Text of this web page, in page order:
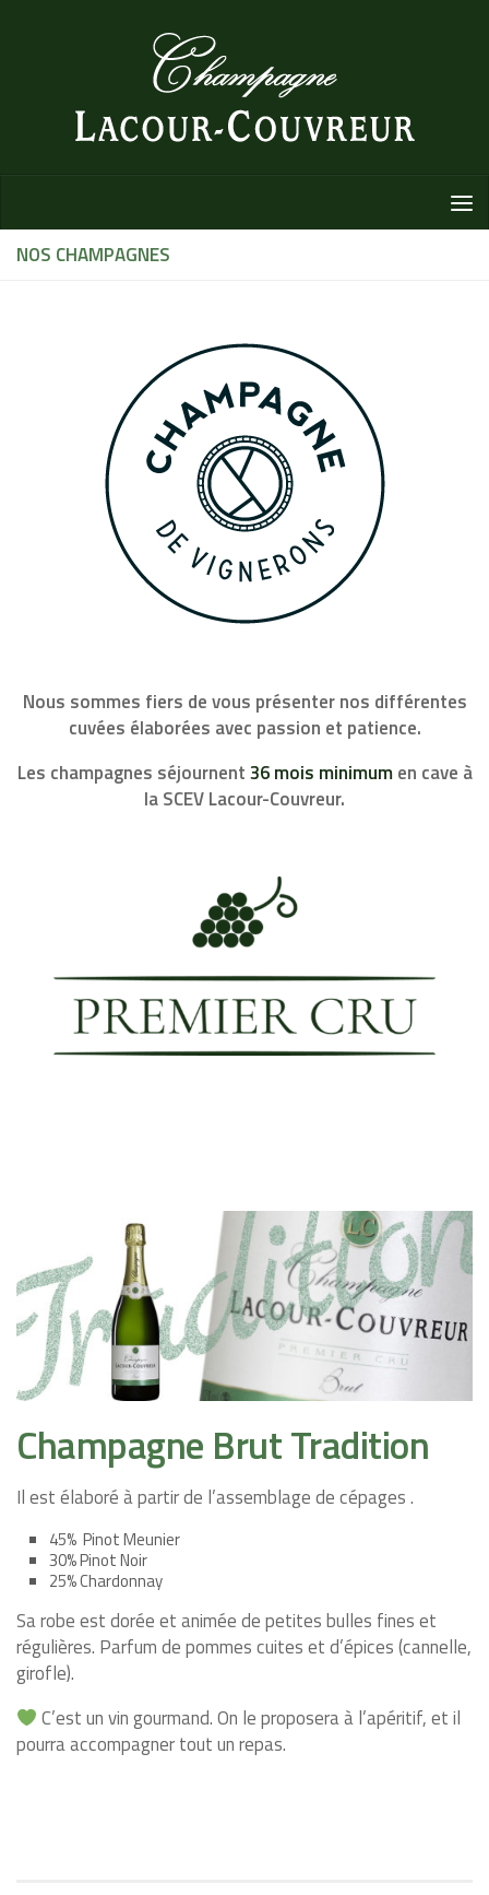
Au dessous du contenu
NOS CHAMPAGNES
Nous sommes fiers de vous présenter nos différentes
cuvées élaborées avec passion et patience.
Les champagnes séjournent36 mois minimumen cave à
la SCEV Lacour-Couvreur.
Champagne Brut Tradition
Il est élaboré à partir de l’assemblage de cépages .
45% Pinot Meunier
30% Pinot Noir
25% Chardonnay
Sa robe est dorée et animée de petites bulles fines et
régulières. Parfum de pommes cuites et d’épices (cannelle,
girofle).
C’est un vin gourmand.On le proposera à l’apéritif, et il
pourra accompagner tout un repas.